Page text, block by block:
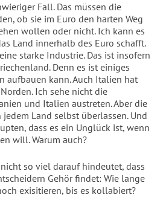
Fall. Das müssen die
ob sie im Euro den harten Weg
wollen oder nicht. Ich kann es
Land innerhalb des Euro schafft.
starke Industrie. Das ist insofern
Denn es ist einiges
aufbauen kann. Auch Italien hat
Ich sehe nicht die
und Italien austreten. Aber die
Land selbst überlassen. Und
dass es ein Unglück ist, wenn
will. Warum auch?
so viel darauf hindeutet, dass
Gehör findet: Wie lange
exisitieren, bis es kollabiert?